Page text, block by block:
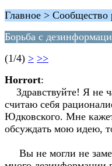
Главное > Сообщество
Борьба с
(1/4) > >>
Horrort:
Здравствуйте! Я не
считаю себя
Юдковского. Мне
обсуждать мою идею,
Вы не могли не